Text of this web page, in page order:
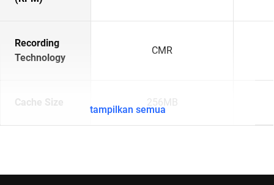
Recording
Technology
CMR
Cache Size 256MB
tampilkan semua